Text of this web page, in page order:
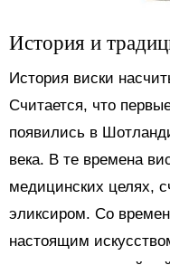
История и
История виски
Считается, что
появились в
века. В те времена
медицинских целях,
эликсиром. Со
настоящим